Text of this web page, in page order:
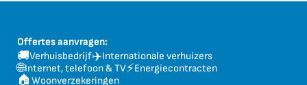
Offertes aanvragen:
🚚Verhuisbedrijf✈️Internationale verhuizers
🌐Internet, telefoon & TV⚡Energiecontracten
🏠 Woonverzekeringen